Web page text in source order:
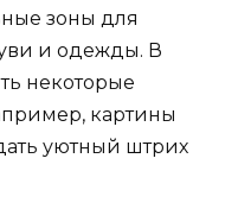
зоны для
и одежды. В
некоторые
картины
уютный штрих